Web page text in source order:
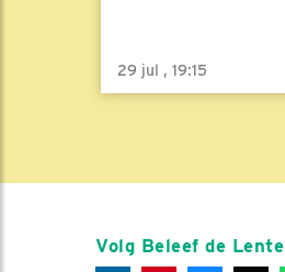
29 jul , 19:15
Volg Beleef de Lente